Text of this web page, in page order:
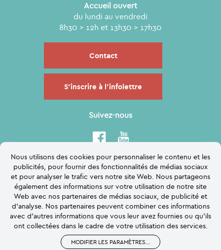
Accueil ouvert
du lundi au vendredi
8h30 > 12h et 13h30 > 17h30
Contact
S'inscrire à l'infolettre
Suivez-nous
Plan du site Accessibilité
Nous utilisons des cookies pour personnaliser le contenu et les
publicités, pour fournir des fonctionnalités de médias sociaux
et pour analyser le trafic vers notre site Web. Nous partageons
également des informations sur votre utilisation de notre site
Web avec nos partenaires de médias sociaux, de publicité et
d'analyse. Nos partenaires peuvent combiner ces informations
avec d'autres informations que vous leur avez fournies ou qu'ils
ont collectées dans le cadre de votre utilisation des services.
MODIFIER LES PARAMÈTRES...